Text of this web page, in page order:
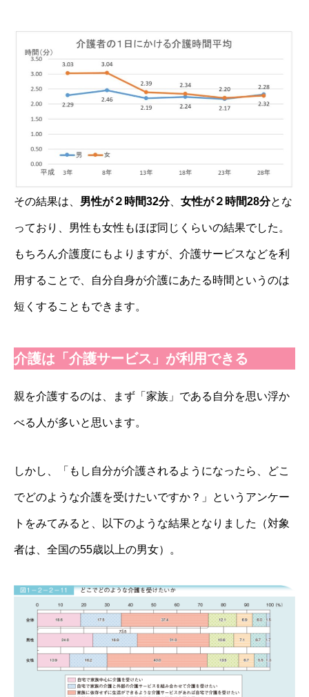
その結果は、 男性が２時間32分、 女性が２時間28分とな
っており、男性も女性もほぼ同じくらいの結果でした。
もちろん介護度にもよりますが、介護サービスなどを利
用することで、自分自身が介護にあたる時間というのは
短くすることもできます。
介護は「介護サービス」が利用できる
親を介護するのは、まず「家族」である自分を思い浮か
べる人が多いと思います。
しかし、「もし自分が介護されるようになったら、どこ
でどのような介護を受けたいですか？」というアンケー
トをみてみると、以下のような結果となりました（対象
者は、全国の55歳以上の男女）。